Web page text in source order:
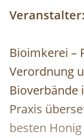
Veranstalter:
Bioimkerei –
Verordnung
Bioverbände
Praxis
besten